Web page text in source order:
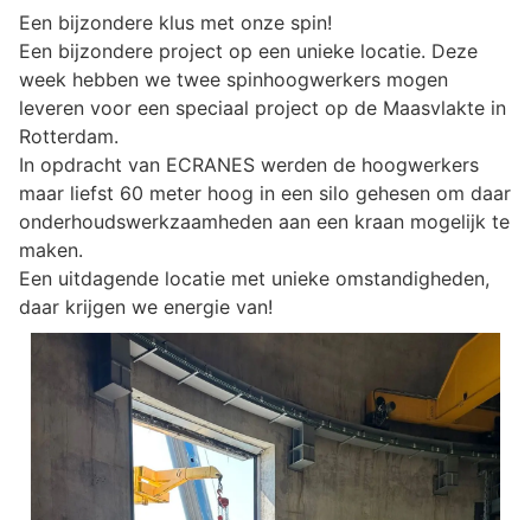
Een bijzondere klus met onze spin!
Een bijzondere project op een unieke locatie. Deze
week hebben we twee spinhoogwerkers mogen
leveren voor een speciaal project op de Maasvlakte in
Rotterdam.
In opdracht van ECRANES werden de hoogwerkers
maar liefst 60 meter hoog in een silo gehesen om daar
onderhoudswerkzaamheden aan een kraan mogelijk te
maken.
Een uitdagende locatie met unieke omstandigheden,
daar krijgen we energie van!